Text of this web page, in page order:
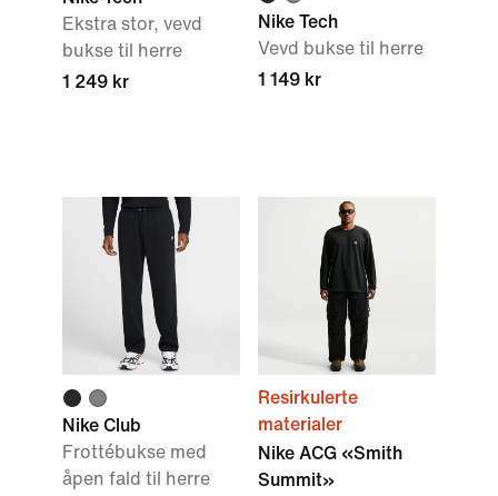
Ekstra stor, vevd
bukse til herre
1 249 kr
Nike Tech
Vevd bukse til herre
1 149 kr
Nike Club
Frottébukse med
åpen fald til herre
Resirkulerte
materialer
Nike ACG «Smith
Summit»